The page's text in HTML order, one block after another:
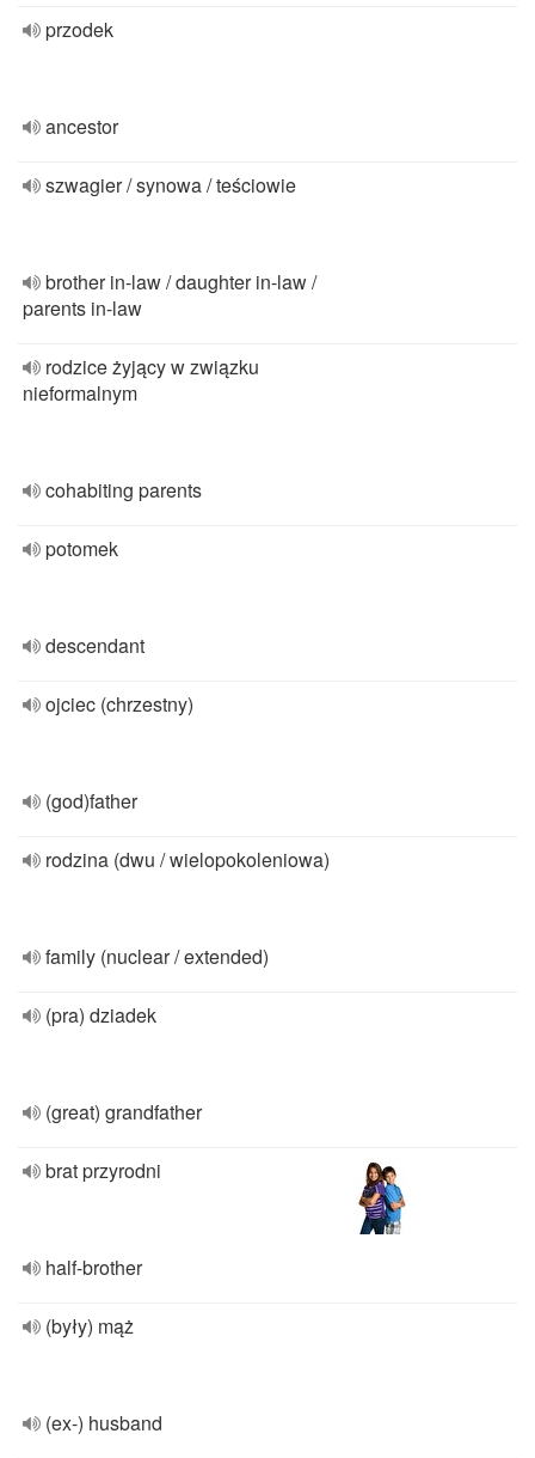
przodek
ancestor
szwagier / synowa / teściowie
brother in-law / daughter in-law /
parents in-law
rodzice żyjący w związku
nieformalnym
cohabiting parents
potomek
descendant
ojciec (chrzestny)
(god)father
rodzina (dwu / wielopokoleniowa)
family (nuclear / extended)
(pra) dziadek
(great) grandfather
brat przyrodni
half-brother
(były) mąż
(ex-) husband